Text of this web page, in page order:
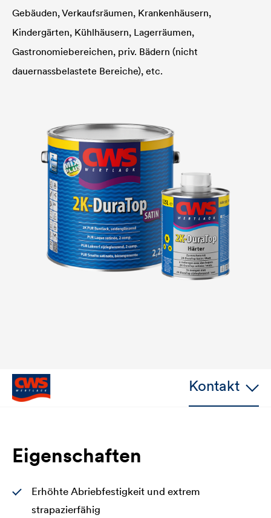
Gebäuden, Verkaufsräumen, Krankenhäusern,
Kindergärten, Kühlhäusern, Lagerräumen,
Gastronomiebereichen, priv. Bädern (nicht
dauernassbelastete Bereiche), etc.
Kontakt
Eigenschaften
Erhöhte Abriebfestigkeit und extrem
strapazierfähig